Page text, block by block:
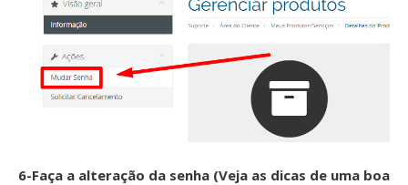
6-Faça a alteração da senha (Veja as dicas de uma boa